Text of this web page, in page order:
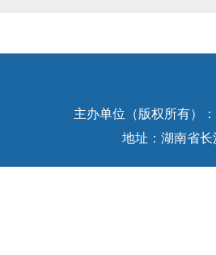
主办单位（版权所有）
地址：湖南省